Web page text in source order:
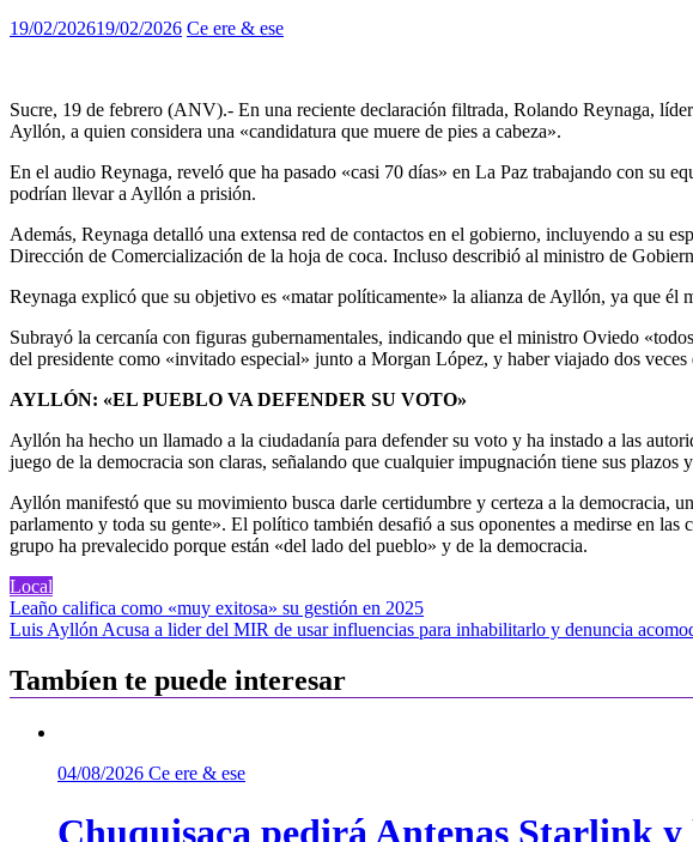
19/02/202619/02/2026 Ce ere & ese
Sucre, 19 de febrero (ANV).- En una reciente declaración filtrada, Rolando Reynaga,
Ayllón, a quien considera una «candidatura que muere de pies a cabeza».
En el audio Reynaga, reveló que ha pasado «casi 70 días» en La Paz trabajando con su
podrían llevar a Ayllón a prisión.
Además, Reynaga detalló una extensa red de contactos en el gobierno, incluyendo a su
Dirección de Comercialización de la hoja de coca. Incluso describió al ministro de
Reynaga explicó que su objetivo es «matar políticamente» la alianza de Ayllón, ya que
Subrayó la cercanía con figuras gubernamentales, indicando que el ministro Oviedo
del presidente como «invitado especial» junto a Morgan López, y haber viajado dos
AYLLÓN: «EL PUEBLO VA DEFENDER SU VOTO»
Ayllón ha hecho un llamado a la ciudadanía para defender su voto y ha instado a las
juego de la democracia son claras, señalando que cualquier impugnación tiene sus plazos
Ayllón manifestó que su movimiento busca darle certidumbre y certeza a la
parlamento y toda su gente». El político también desafió a sus oponentes a medirse en
grupo ha prevalecido porque están «del lado del pueblo» y de la democracia.
Local
Navegación
de
entradas
Leaño califica como «muy exitosa» su gestión en 2025
Luis Ayllón Acusa a lider del MIR de usar influencias para inhabilitarlo y denuncia
Tambíen te puede interesar
04/08/2026 Ce ere & ese
Chuquisaca pedirá Antenas Starlink